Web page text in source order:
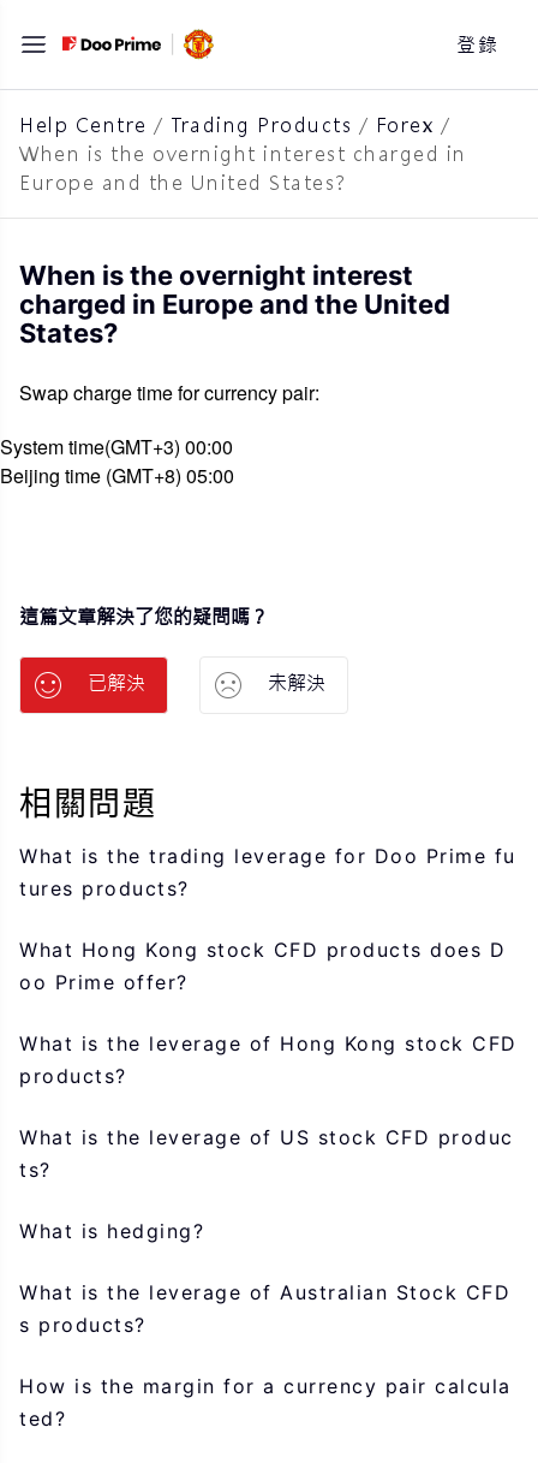
至
主
要
內
容
登錄
Help Centre / Trading Products / Forex /
When is the overnight interest charged in
Europe and the United States?
When is the overnight interest
charged in Europe and the United
States?
Swap charge time for currency pair:
System time(GMT+3) 00:00
Beijing time (GMT+8) 05:00
這篇文章解決了您的疑問嗎？
已解決 未解決
相關問題
What is the trading leverage for Doo Prime fu
tures products?
What Hong Kong stock CFD products does D
oo Prime offer?
What is the leverage of Hong Kong stock CFD
products?
What is the leverage of US stock CFD produc
ts?
What is hedging?
What is the leverage of Australian Stock CFD
s products?
How is the margin for a currency pair calcula
ted?